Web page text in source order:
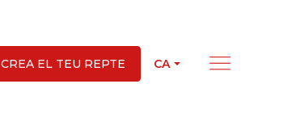
CREA EL TEU REPTE CA